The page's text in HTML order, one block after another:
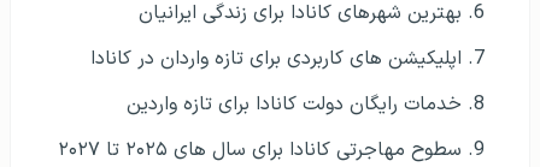
بهترین شهرهای کانادا برای زندگی ایرانیان
اپلیکیشن های کاربردی برای تازه واردان در کانادا
خدمات رایگان دولت کانادا برای تازه واردین
سطوح مهاجرتی کانادا برای سال های ۲۰۲۵ تا ۲۰۲۷